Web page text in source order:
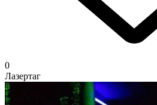
0
Лазертаг